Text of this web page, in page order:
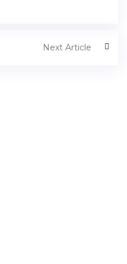
Next Article